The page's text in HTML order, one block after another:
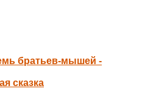
братьев-мышей -
сказка